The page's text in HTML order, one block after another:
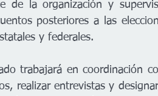
de la organización y
posteriores a las
y federales.
trabajará en coordinación
realizar entrevistas y